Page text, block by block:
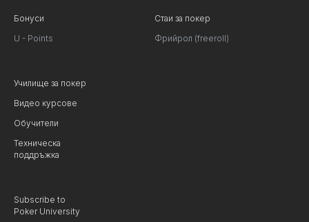
Бонуси
U - Points
Стаи за покер
Фрийрол (freeroll)
Училище за покер
Видео курсове
Обучители
Техническа
поддръжка
Subscribe to
Poker University